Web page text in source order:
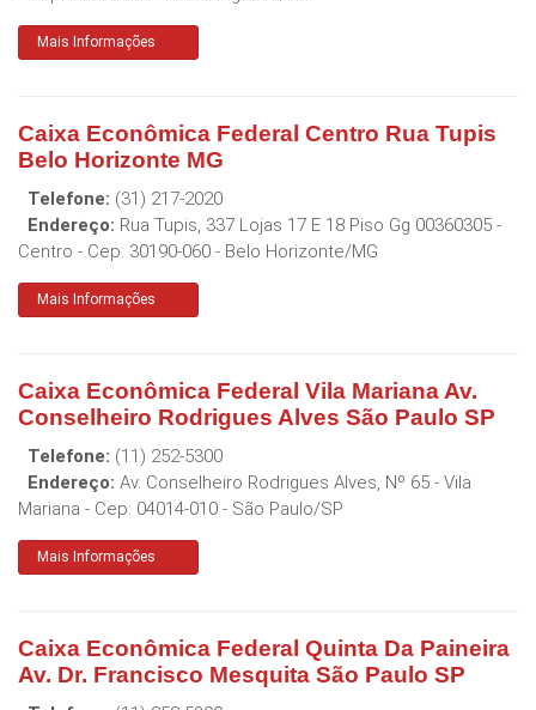
Mais Informações
Caixa Econômica Federal Centro Rua Tupis
Belo Horizonte MG
Telefone: (31) 217-2020
Endereço: Rua Tupis, 337 Lojas 17 E 18 Piso Gg 00360305 -
Centro - Cep: 30190-060 - Belo Horizonte/MG
Mais Informações
Caixa Econômica Federal Vila Mariana Av.
Conselheiro Rodrigues Alves São Paulo SP
Telefone: (11) 252-5300
Endereço: Av. Conselheiro Rodrigues Alves, Nº 65 - Vila
Mariana - Cep: 04014-010 - São Paulo/SP
Mais Informações
Caixa Econômica Federal Quinta Da Paineira
Av. Dr. Francisco Mesquita São Paulo SP